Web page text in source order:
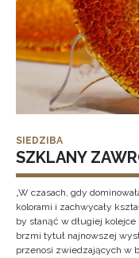
SIEDZIBA
SZKLANY
„W czasach, gdy
kolorami i zachwycały
by stanąć w długiej kolejce
brzmi tytuł najnowszej
przenosi zwiedzających w